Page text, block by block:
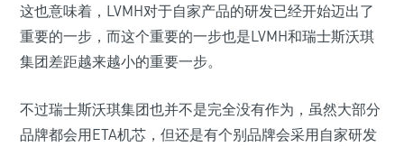
这也意味着，LVMH对于自家产品的研发已经开始迈出了
重要的一步，而这个重要的一步也是LVMH和瑞士斯沃琪
集团差距越来越小的重要一步。
不过瑞士斯沃琪集团也并不是完全没有作为，虽然大部分
品牌都会用ETA机芯，但还是有个别品牌会采用自家研发